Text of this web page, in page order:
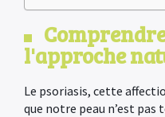
l'approche
Le psoriasis, cette
que notre peau n’est pas